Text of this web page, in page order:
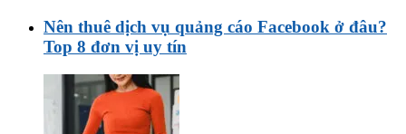
Nên thuê dịch vụ quảng cáo Facebook ở đâu?
Top 8 đơn vị uy tín